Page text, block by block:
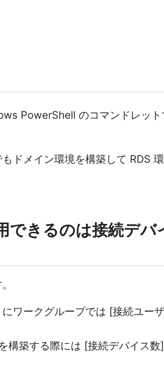
PowerShell のコマンドレット
ドメイン環境を構築して RDS
できるのは接続デバ
ワークグループでは [接続ユー
構築する際には [接続デバイス